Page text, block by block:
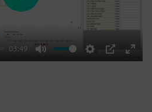
03:49
Mute Settings
PIP
Enter